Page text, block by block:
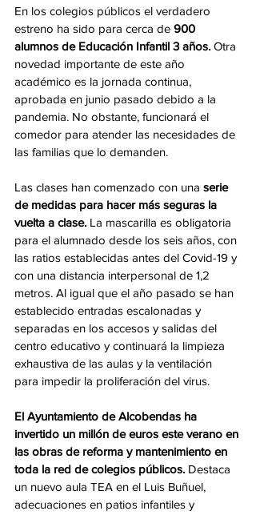
En los colegios públicos el verdadero
estreno ha sido para cerca de 900
alumnos de Educación Infantil 3 años. Otra
novedad importante de este año
académico es la jornada continua,
aprobada en junio pasado debido a la
pandemia. No obstante, funcionará el
comedor para atender las necesidades de
las familias que lo demanden.
Las clases han comenzado con una serie
de medidas para hacer más seguras la
vuelta a clase. La mascarilla es obligatoria
para el alumnado desde los seis años, con
las ratios establecidas antes del Covid-19 y
con una distancia interpersonal de 1,2
metros. Al igual que el año pasado se han
establecido entradas escalonadas y
separadas en los accesos y salidas del
centro educativo y continuará la limpieza
exhaustiva de las aulas y la ventilación
para impedir la proliferación del virus.
El Ayuntamiento de Alcobendas ha
invertido un millón de euros este verano en
las obras de reforma y mantenimiento en
toda la red de colegios públicos. Destaca
un nuevo aula TEA en el Luis Buñuel,
adecuaciones en patios infantiles y